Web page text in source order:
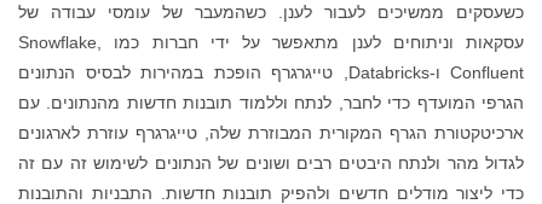
כשעסקים ממשיכים לעבור לענן. כשהמעבר של עומסי עבודה של
עסקאות וניתוחים לענן מתאפשר על ידי חברות כמו Snowflake,
Confluent ו-Databricks, טייגרגרף הופכת במהירות לבסיס הנתונים
הגרפי המועדף כדי לחבר, לנתח וללמוד תובנות חדשות מהנתונים. עם
ארכיטקטורת הגרף המקורית המבוזרת שלה, טייגרגרף עוזרת לארגונים
לגדול מהר ולנתח היבטים רבים ושונים של הנתונים לשימוש זה עם זה
כדי ליצור מודלים חדשים ולהפיק תובנות חדשות. התבניות והתובנות